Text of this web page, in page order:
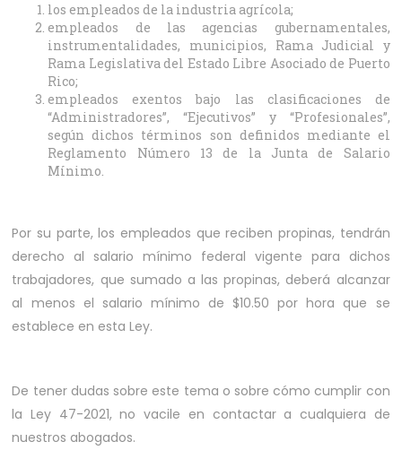
los empleados de la industria agrícola;
empleados de las agencias gubernamentales,
instrumentalidades, municipios, Rama Judicial y
Rama Legislativa del Estado Libre Asociado de Puerto
Rico;
empleados exentos bajo las clasificaciones de
“Administradores”, “Ejecutivos” y “Profesionales”,
según dichos términos son definidos mediante el
Reglamento Número 13 de la Junta de Salario
Mínimo.
Por su parte, los empleados que reciben propinas, tendrán
derecho al salario mínimo federal vigente para dichos
trabajadores, que sumado a las propinas, deberá alcanzar
al menos el salario mínimo de $10.50 por hora que se
establece en esta Ley.
De tener dudas sobre este tema o sobre cómo cumplir con
la Ley 47-2021, no vacile en contactar a cualquiera de
nuestros abogados.